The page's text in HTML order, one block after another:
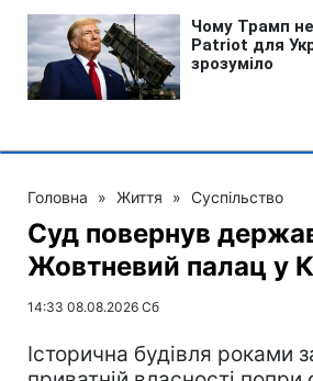
Головна » Життя » Суспільство
Суд повернув
Жовтневий палац у
14:33 08.08.2026 Сб
Історична будівля роками